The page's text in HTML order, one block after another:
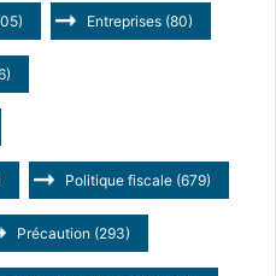
Entreprises (80)
Politique fiscale (679)
Précaution (293)